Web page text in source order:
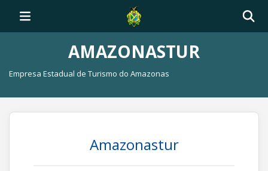
AMAZONASTUR
Empresa Estadual de Turismo do Amazonas
Amazonastur